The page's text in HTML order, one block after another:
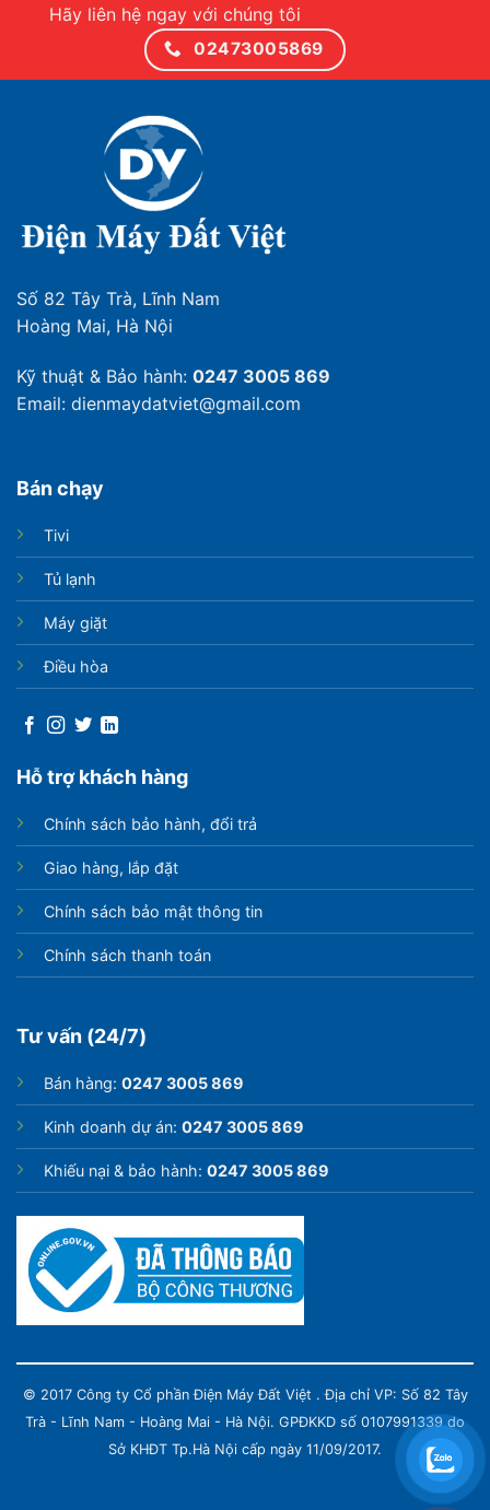
Hãy liên hệ ngay với chúng tôi
02473005869
Số 82 Tây Trà, Lĩnh Nam
Hoàng Mai, Hà Nội
Kỹ thuật & Bảo hành: 0247 3005 869
Email: dienmaydatviet@gmail.com
Bán chạy
Tivi
Tủ lạnh
Máy giặt
Điều hòa
Hỗ trợ khách hàng
Chính sách bảo hành, đổi trả
Giao hàng, lắp đặt
Chính sách bảo mật thông tin
Chính sách thanh toán
Tư vấn (24/7)
Bán hàng: 0247 3005 869
Kinh doanh dự án: 0247 3005 869
Khiếu nại & bảo hành: 0247 3005 869
© 2017 Công ty Cổ phần Điện Máy Đất Việt . Địa chỉ VP: Số 82 Tây
Trà - Lĩnh Nam - Hoàng Mai - Hà Nội. GPĐKKD số 0107991339 do
Sở KHĐT Tp.Hà Nội cấp ngày 11/09/2017.